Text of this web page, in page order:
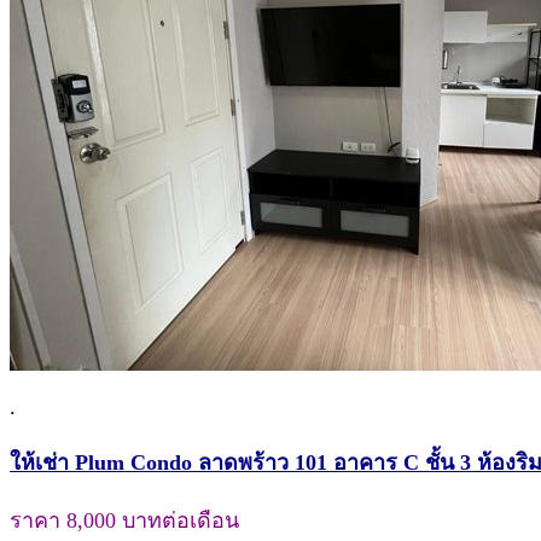
.
ให้เช่า Plum Condo ลาดพร้าว 101 อาคาร C ชั้น 3 ห้องริ
ราคา 8,000 บาทต่อเดือน